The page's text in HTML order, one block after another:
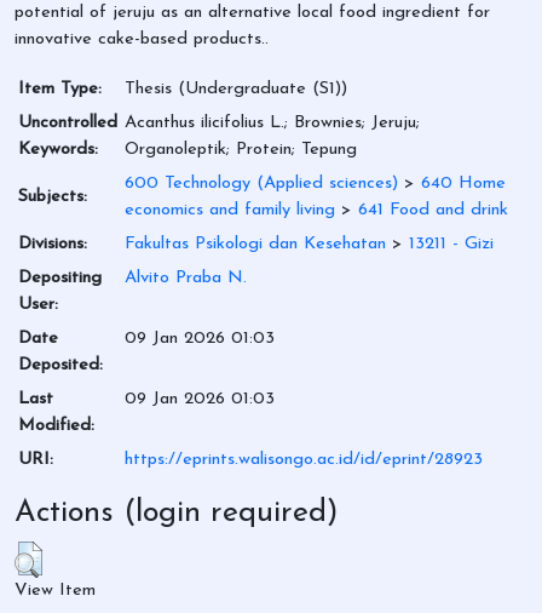
potential of jeruju as an alternative local food ingredient for
innovative cake-based products..
Item Type:
Thesis (Undergraduate (S1))
Uncontrolled
Keywords:
Acanthus ilicifolius L.; Brownies; Jeruju;
Organoleptik; Protein; Tepung
Subjects:
600 Technology (Applied sciences) > 640 Home
economics and family living > 641 Food and drink
Divisions:
Fakultas Psikologi dan Kesehatan > 13211 - Gizi
Depositing
User:
Alvito Praba N.
Date
Deposited:
09 Jan 2026 01:03
Last
Modified:
09 Jan 2026 01:03
URI: https://eprints.walisongo.ac.id/id/eprint/28923
Actions (login required)
View Item